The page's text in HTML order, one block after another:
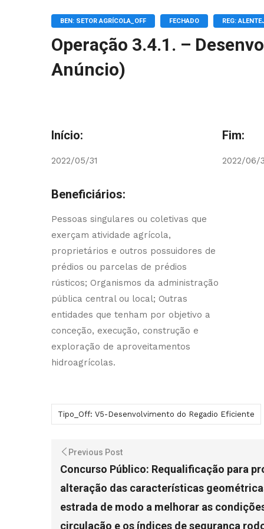
BEN: SETOR AGRÍCOLA_OFF FECHADO REG:
Operação 3.4.1. –
Anúncio)
Início:
2022/05/31
Fim:
2022/06/
Beneficiários:
Pessoas singulares ou coletivas que
exerçam atividade agrícola,
proprietários e outros possuidores de
prédios ou parcelas de prédios
rústicos; Organismos da administração
pública central ou local; Outras
entidades que tenham por objetivo a
conceção, execução, construção e
exploração de aproveitamentos
hidroagrícolas.
Tipo_Off: V5-Desenvolvimento do Regadio Eficiente
Previous Post
Concurso Público: Requalificação para
alteração das características
estrada de modo a melhorar as
circulação e os índices de segurança